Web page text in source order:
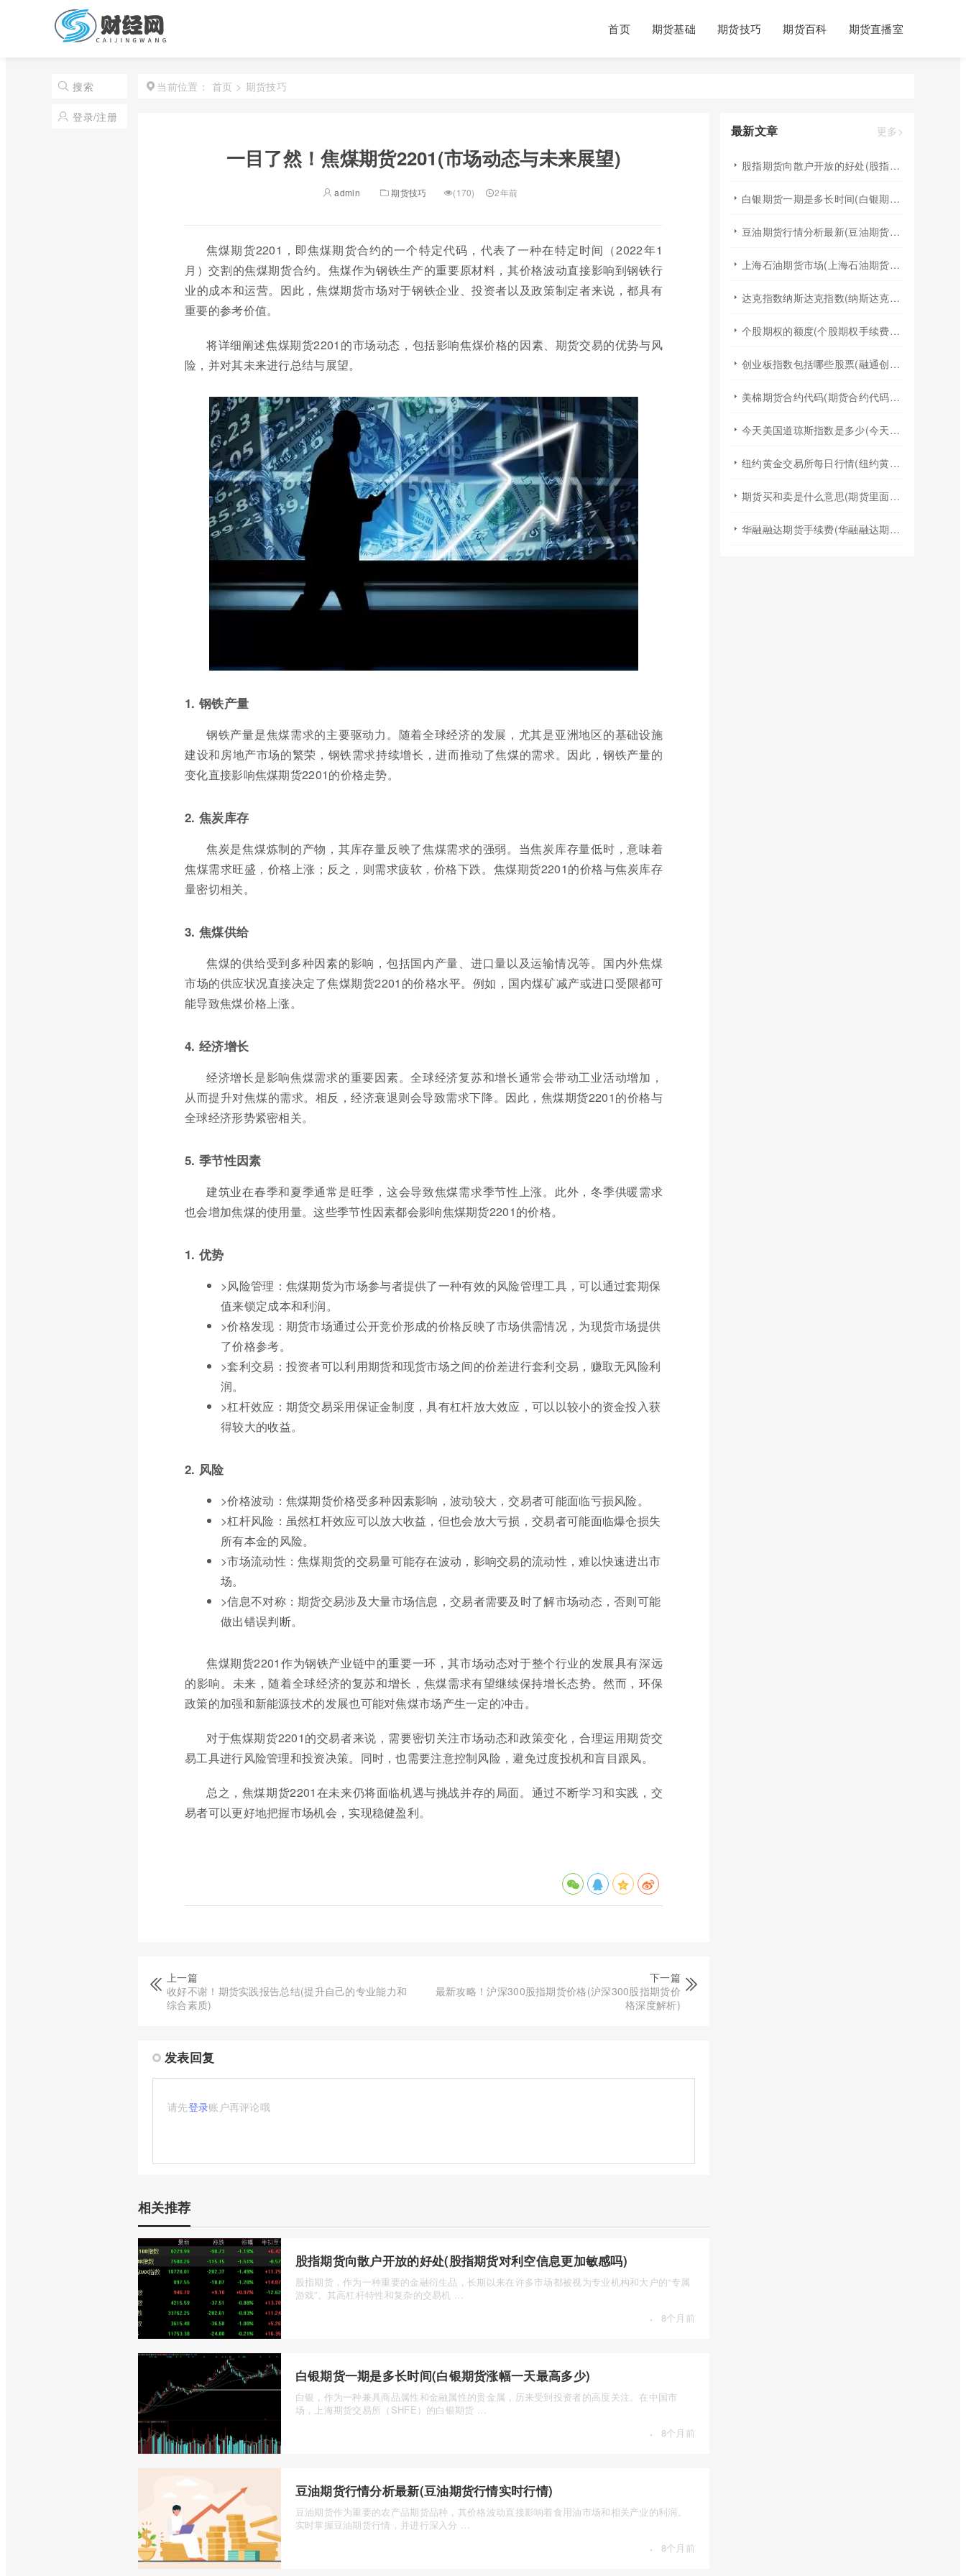
首页 期货基础 期货技巧 期货百科 期货直播室
搜索
登录/注册
当前位置： 首页 > 期货技巧
一目了然！焦煤期货2201(市场动态与未来展望)
admin 期货技巧 (170) 2年前
焦煤期货2201，即焦煤期货合约的一个特定代码，代表了一种在特定时间（2022年1
月）交割的焦煤期货合约。焦煤作为钢铁生产的重要原材料，其价格波动直接影响到钢铁行
业的成本和运营。因此，焦煤期货市场对于钢铁企业、投资者以及政策制定者来说，都具有
重要的参考价值。
将详细阐述焦煤期货2201的市场动态，包括影响焦煤价格的因素、期货交易的优势与风
险，并对其未来进行总结与展望。
1. 钢铁产量
钢铁产量是焦煤需求的主要驱动力。随着全球经济的发展，尤其是亚洲地区的基础设施
建设和房地产市场的繁荣，钢铁需求持续增长，进而推动了焦煤的需求。因此，钢铁产量的
变化直接影响焦煤期货2201的价格走势。
2. 焦炭库存
焦炭是焦煤炼制的产物，其库存量反映了焦煤需求的强弱。当焦炭库存量低时，意味着
焦煤需求旺盛，价格上涨；反之，则需求疲软，价格下跌。焦煤期货2201的价格与焦炭库存
量密切相关。
3. 焦煤供给
焦煤的供给受到多种因素的影响，包括国内产量、进口量以及运输情况等。国内外焦煤
市场的供应状况直接决定了焦煤期货2201的价格水平。例如，国内煤矿减产或进口受限都可
能导致焦煤价格上涨。
4. 经济增长
经济增长是影响焦煤需求的重要因素。全球经济复苏和增长通常会带动工业活动增加，
从而提升对焦煤的需求。相反，经济衰退则会导致需求下降。因此，焦煤期货2201的价格与
全球经济形势紧密相关。
5. 季节性因素
建筑业在春季和夏季通常是旺季，这会导致焦煤需求季节性上涨。此外，冬季供暖需求
也会增加焦煤的使用量。这些季节性因素都会影响焦煤期货2201的价格。
1. 优势
>风险管理：焦煤期货为市场参与者提供了一种有效的风险管理工具，可以通过套期保
值来锁定成本和利润。
>价格发现：期货市场通过公开竞价形成的价格反映了市场供需情况，为现货市场提供
了价格参考。
>套利交易：投资者可以利用期货和现货市场之间的价差进行套利交易，赚取无风险利
润。
>杠杆效应：期货交易采用保证金制度，具有杠杆放大效应，可以以较小的资金投入获
得较大的收益。
2. 风险
>价格波动：焦煤期货价格受多种因素影响，波动较大，交易者可能面临亏损风险。
>杠杆风险：虽然杠杆效应可以放大收益，但也会放大亏损，交易者可能面临爆仓损失
所有本金的风险。
>市场流动性：焦煤期货的交易量可能存在波动，影响交易的流动性，难以快速进出市
场。
>信息不对称：期货交易涉及大量市场信息，交易者需要及时了解市场动态，否则可能
做出错误判断。
焦煤期货2201作为钢铁产业链中的重要一环，其市场动态对于整个行业的发展具有深远
的影响。未来，随着全球经济的复苏和增长，焦煤需求有望继续保持增长态势。然而，环保
政策的加强和新能源技术的发展也可能对焦煤市场产生一定的冲击。
对于焦煤期货2201的交易者来说，需要密切关注市场动态和政策变化，合理运用期货交
易工具进行风险管理和投资决策。同时，也需要注意控制风险，避免过度投机和盲目跟风。
总之，焦煤期货2201在未来仍将面临机遇与挑战并存的局面。通过不断学习和实践，交
易者可以更好地把握市场机会，实现稳健盈利。
上一篇
收好不谢！期货实践报告总结(提升自己的专业能力和
综合素质)
下一篇
最新攻略！沪深300股指期货价格(沪深300股指期货价
格深度解析)
发表回复
请先登录账户再评论哦
相关推荐
股指期货向散户开放的好处(股指期货对利空信息更加敏感吗)
股指期货，作为一种重要的金融衍生品，长期以来在许多市场都被视为专业机构和大户的“专属
游戏”。其高杠杆特性和复杂的交易机 ...
· 8个月前
白银期货一期是多长时间(白银期货涨幅一天最高多少)
白银，作为一种兼具商品属性和金融属性的贵金属，历来受到投资者的高度关注。在中国市
场，上海期货交易所（SHFE）的白银期货 ...
· 8个月前
豆油期货行情分析最新(豆油期货行情实时行情)
豆油期货作为重要的农产品期货品种，其价格波动直接影响着食用油市场和相关产业的利润。
实时掌握豆油期货行情，并进行深入分 ...
· 8个月前
最新文章 更多>
股指期货向散户开放的好处(股指期货对利空信息更加敏感吗)
白银期货一期是多长时间(白银期货涨幅一天最高多少)
豆油期货行情分析最新(豆油期货行情实时行情)
上海石油期货市场(上海石油期货市场行情)
达克指数纳斯达克指数(纳斯达克指数与纳斯达克100的区别)
个股期权的额度(个股期权手续费是多少)
创业板指数包括哪些股票(融通创业板指数基金是什么股票)
美棉期货合约代码(期货合约代码什么意思)
今天美国道琼斯指数是多少(今天美国股票指数)
纽约黄金交易所每日行情(纽约黄金期货实时行情)
期货买和卖是什么意思(期货里面的买和卖是什么意思)
华融融达期货手续费(华融融达期货手续费收费标准)